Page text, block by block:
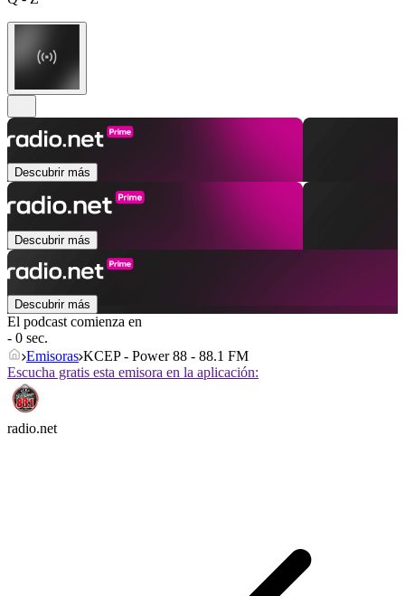
Descubrir más
Descubrir más
Descubrir más
El podcast comienza en
- 0 sec.
Emisoras KCEP - Power 88 - 88.1 FM
Escucha gratis esta emisora en la aplicación:
radio.net